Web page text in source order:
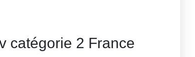
catégorie 2 France